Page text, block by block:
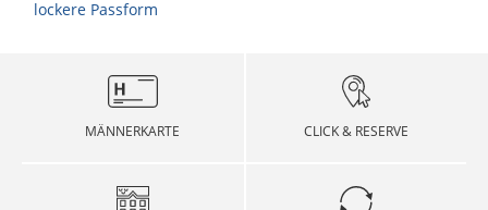
MÄNNERKARTE CLICK & RESERVE